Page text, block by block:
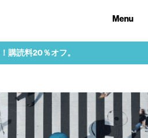
Menu
購読料20％オフ。